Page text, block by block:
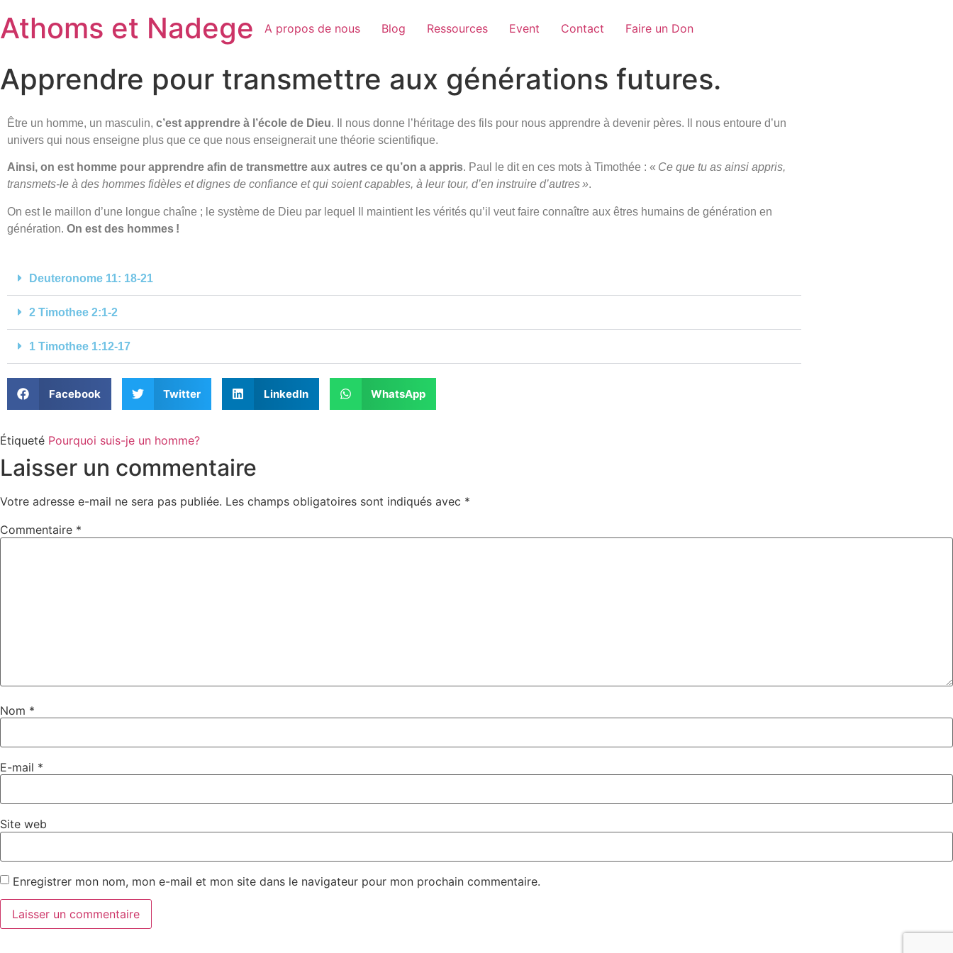
Athoms et Nadege A propos de nous Blog Ressources Event Contact Faire un Don
Apprendre pour transmettre aux générations futures.
Être un homme, un masculin, c’est apprendre à l’école de Dieu. Il nous donne l’héritage des fils pour nous apprendre à devenir pères. Il nous entoure d’un
univers qui nous enseigne plus que ce que nous enseignerait une théorie scientifique.
Ainsi, on est homme pour apprendre afin de transmettre aux autres ce qu’on a appris. Paul le dit en ces mots à Timothée : « Ce que tu as ainsi appris,
transmets-le à des hommes fidèles et dignes de confiance et qui soient capables, à leur tour, d’en instruire d’autres ».
On est le maillon d’une longue chaîne ; le système de Dieu par lequel Il maintient les vérités qu’il veut faire connaître aux êtres humains de génération en
génération. On est des hommes !
Deuteronome 11: 18-21
2 Timothee 2:1-2
1 Timothee 1:12-17
Facebook Twitter LinkedIn WhatsApp
Étiqueté Pourquoi suis-je un homme?
Laisser un commentaire
Votre adresse e-mail ne sera pas publiée. Les champs obligatoires sont indiqués avec *
Commentaire *
Nom *
E-mail *
Site web
Enregistrer mon nom, mon e-mail et mon site dans le navigateur pour mon prochain commentaire.